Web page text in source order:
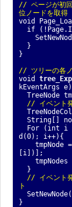
// ページが初回
位ノードを取得
void
if
}
}
// ツリーの各ノ
void
kEventArgs
TreeNode
// イベント
String[]
For (int i =
d(0); i++){
tmpNode =
[i])];
tmpNodes =
}
// イベント発
ト
}